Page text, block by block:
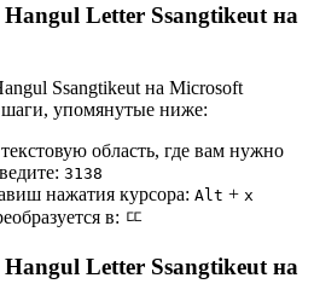
Letter Ssangtikeut на
Ssangtikeut на Microsoft
упомянутые ниже:
область, где вам нужно
3138
нажатия курсора: Alt + x
в: ㄸ
Letter Ssangtikeut на